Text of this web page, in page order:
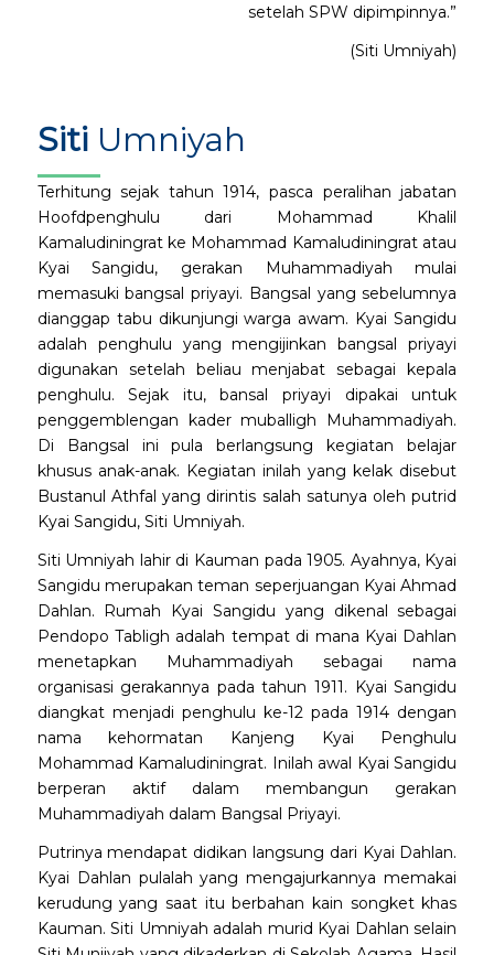
setelah SPW dipimpinnya.”
(Siti Umniyah)
Siti Umniyah
Terhitung sejak tahun 1914, pasca peralihan jabatan
Hoofdpenghulu dari Mohammad Khalil
Kamaludiningrat ke Mohammad Kamaludiningrat atau
Kyai Sangidu, gerakan Muhammadiyah mulai
memasuki bangsal priyayi. Bangsal yang sebelumnya
dianggap tabu dikunjungi warga awam. Kyai Sangidu
adalah penghulu yang mengijinkan bangsal priyayi
digunakan setelah beliau menjabat sebagai kepala
penghulu. Sejak itu, bansal priyayi dipakai untuk
penggemblengan kader muballigh Muhammadiyah.
Di Bangsal ini pula berlangsung kegiatan belajar
khusus anak-anak. Kegiatan inilah yang kelak disebut
Bustanul Athfal yang dirintis salah satunya oleh putrid
Kyai Sangidu, Siti Umniyah.
Siti Umniyah lahir di Kauman pada 1905. Ayahnya, Kyai
Sangidu merupakan teman seperjuangan Kyai Ahmad
Dahlan. Rumah Kyai Sangidu yang dikenal sebagai
Pendopo Tabligh adalah tempat di mana Kyai Dahlan
menetapkan Muhammadiyah sebagai nama
organisasi gerakannya pada tahun 1911. Kyai Sangidu
diangkat menjadi penghulu ke-12 pada 1914 dengan
nama kehormatan Kanjeng Kyai Penghulu
Mohammad Kamaludiningrat. Inilah awal Kyai Sangidu
berperan aktif dalam membangun gerakan
Muhammadiyah dalam Bangsal Priyayi.
Putrinya mendapat didikan langsung dari Kyai Dahlan.
Kyai Dahlan pulalah yang mengajurkannya memakai
kerudung yang saat itu berbahan kain songket khas
Kauman. Siti Umniyah adalah murid Kyai Dahlan selain